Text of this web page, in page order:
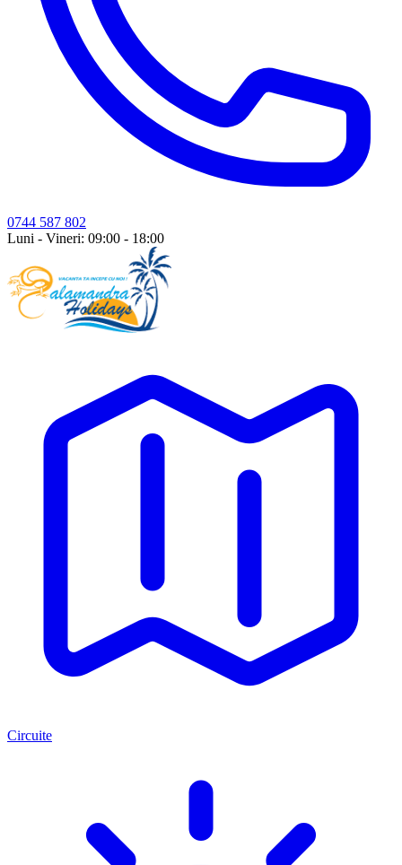
0744 587 802
Luni - Vineri: 09:00 - 18:00
Circuite